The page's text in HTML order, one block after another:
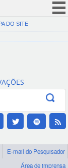
(COVID-19)
Canais
DO SITE
E-mail do Pesquisador
Área de imprensa